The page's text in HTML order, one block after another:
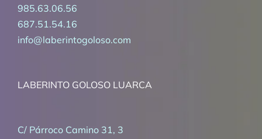
985.63.06.56
687.51.54.16
info@laberintogoloso.com
LABERINTO GOLOSO LUARCA
C/ Párroco Camino 31, 3